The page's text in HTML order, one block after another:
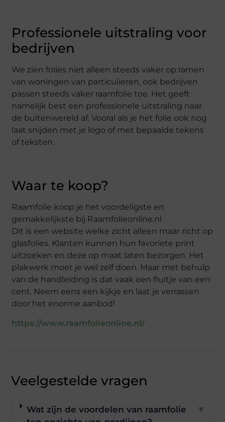
Professionele uitstraling voor
bedrijven
We zien folies niet alleen steeds vaker op ramen
van woningen van particulieren, ook bedrijven
passen steeds vaker raamfolie toe. Het geeft
namelijk best een professionele uitstraling naar
de buitenwereld af. Vooral als je het folie ook nog
laat snijden met je logo of met bepaalde tekens
of teksten.
Waar te koop?
Raamfolie koop je het voordeligste en
gemakkelijkste bij Raamfolieonline.nl
Dit is een website welke zicht alleen maar richt op
glasfolies. Klanten kunnen hun favoriete print
uitzoeken en deze op maat laten bezorgen. Het
plakwerk moet je wel zelf doen. Maar met behulp
van de handleiding is dat vaak een fluitje van een
cent. Neem eens een kijkje en laat je verrassen
door het enorme aanbod!
https://www.raamfolieonline.nl/
Veelgestelde vragen
Wat zijn de voordelen van raamfolie
▼